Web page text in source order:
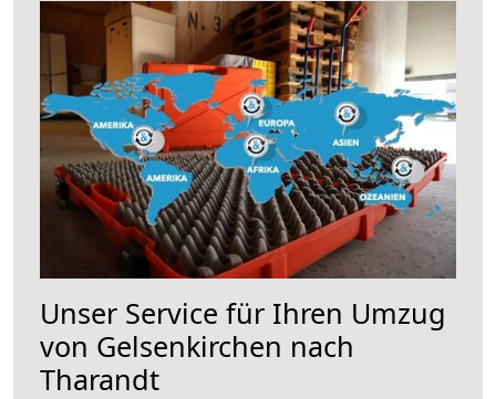
Unser Service für Ihren Umzug
von Gelsenkirchen nach
Tharandt